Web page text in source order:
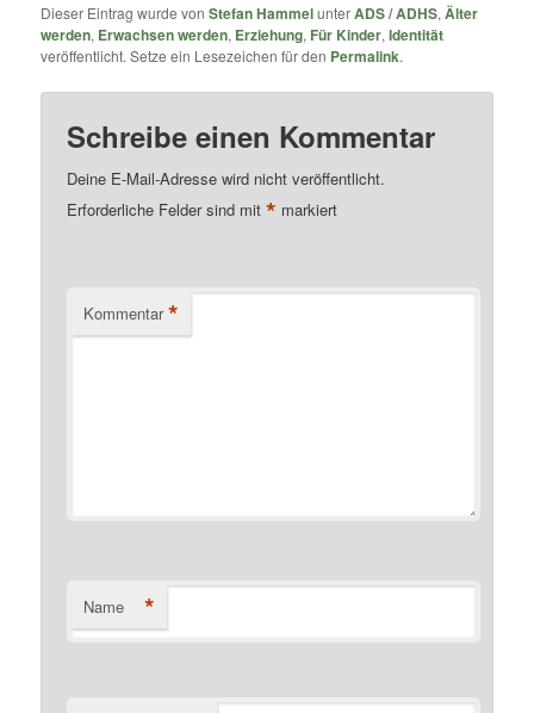
Dieser Eintrag wurde vonStefan HammelunterADS / ADHS,Älter
werden, Erwachsen werden, Erziehung, Für Kinder,Identität
veröffentlicht. Setze ein Lesezeichen für den Permalink.
Schreibe einen Kommentar
Deine E-Mail-Adresse wird nicht veröffentlicht.
Erforderliche Felder sind mit* markiert
Kommentar *
Name *